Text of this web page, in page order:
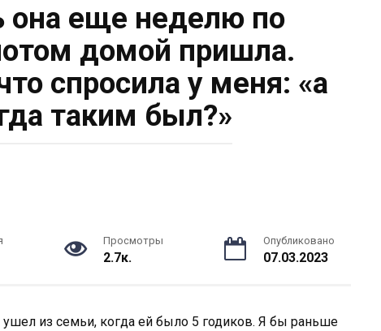
она еще неделю по
домой пришла.
спросила у меня: «а
таким был?»
Просмотры
2.7к.
Опубликовано
07.03.2023
из семьи, когда ей было 5 годиков. Я бы раньше